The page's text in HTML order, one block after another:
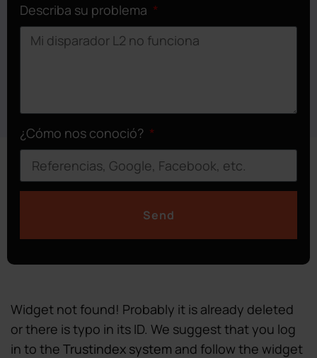
Describa su problema
¿Cómo nos conoció?
Send
Widget not found! Probably it is already deleted
or there is typo in its ID. We suggest that you log
in to the Trustindex system and follow the widget